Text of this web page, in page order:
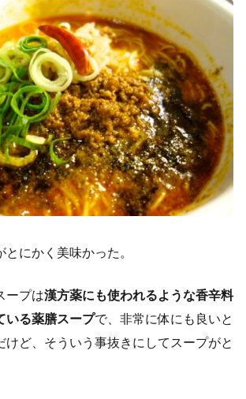
にかく美味かった。
ープは漢方薬にも使われるような香辛料
いる薬膳スープで、非常に体にも良いと
けど、そういう事抜きにしてスープがと